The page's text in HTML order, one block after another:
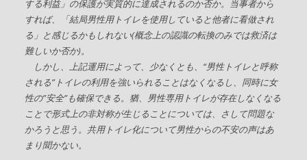
する利益」の保護が実質的に達成されるのか否か。当事者から
すれば、「結局男性用トイレを使用していると他者に看做され
る」と感じるかもしれない(概念上の認識の転換のみでは救済は
難しいか否か)。
しかし、上記運用によって、少なくとも、“男性トイレと呼称
される”トイレの利用を強いられることはなくなるし、同時に女
性の”安全”も確保できる。猶、男性専用トイレが存在しなくなる
ことで形式上の非対称が生じることについては、さして問題な
かろうと思う。共用トイレ化について男性からの不安の声はあ
まり聞かない。